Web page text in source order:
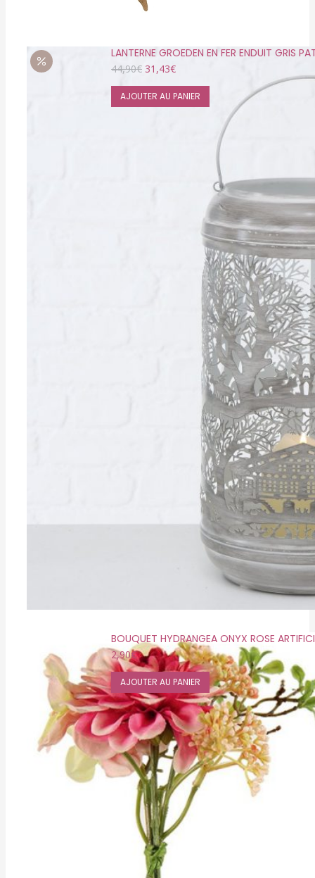
LANTERNE GROEDEN EN FER ENDUIT GRIS
44,90€ Le
initial
était :
31,43€Le
actuel
est :
AJOUTER AU PANIER
BOUQUET HYDRANGEA ONYX ROSE
2,90€
AJOUTER AU PANIER